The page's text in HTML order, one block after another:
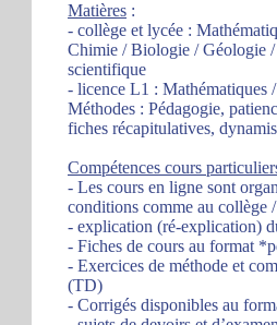
Matières :
- collège et lycée :
Chimie / Biologie / Géologie /
scientifique
- licence L1 : Mathématiques
Méthodes : Pédagogie,
fiches récapitulatives,
Compétences cours
- Les cours en ligne sont
conditions comme au collège
- explication (ré-explication)
- Fiches de cours au format
- Exercices de méthode et
(TD)
- Corrigés disponibles au